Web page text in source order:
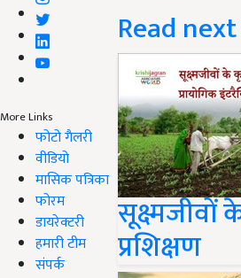
More Links
फोटो गैलरी
वीडियो
मासिक पत्रिका
फोरम
डायरेक्टरी
हमारी टीम
संपर्क
Read next
सूक्ष्मजीवों
प्रशिक्षण